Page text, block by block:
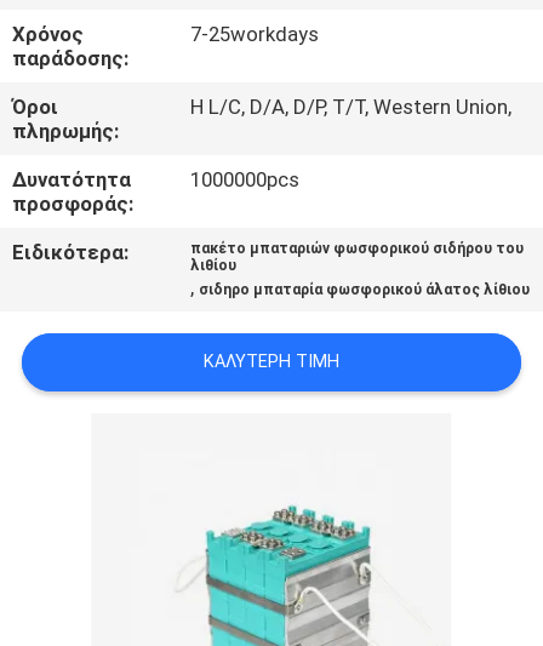
ΕΙΔΉΣΕΙΣ
ΖΗΤΉΣΤΕ
ΜΙΑ
ΠΡΟΣΦΟΡΆ
SITEMAP
ΠΟΛΙΤΙΚΉ
Χρόνος
παράδοσης:
7-25workdays
Όροι
πληρωμής:
Η L/C, D/A, D/P, T/T, Western Union,
Δυνατότητα
προσφοράς:
1000000pcs
Ειδικότερα:
πακέτο μπαταριών φωσφορικού σιδήρου του
λιθίου
, σιδηρο μπαταρία φωσφορικού άλατος λίθιου
ΚΑΛΎΤΕΡΗ ΤΙΜΉ